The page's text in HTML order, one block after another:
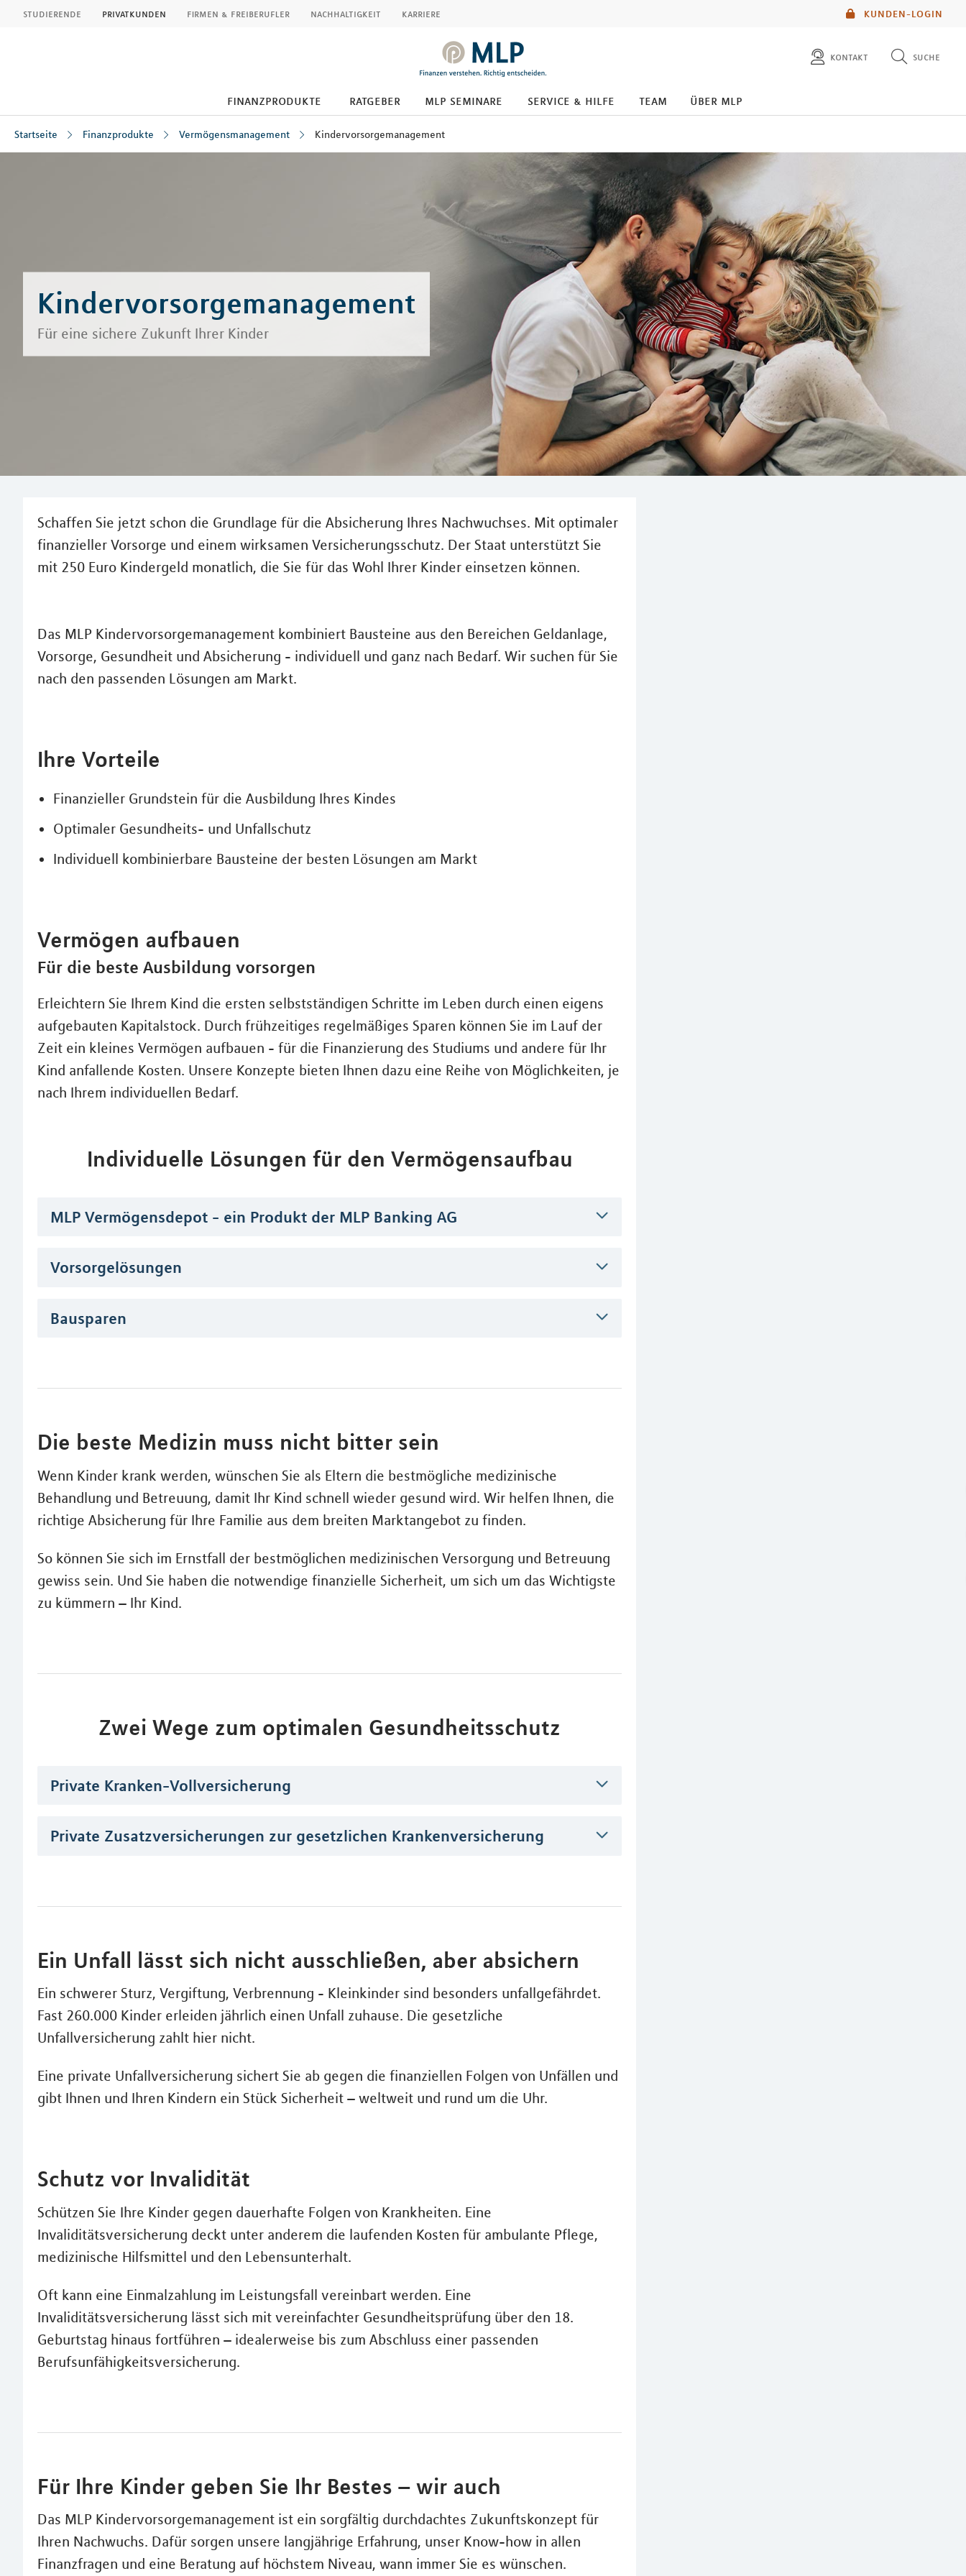
KUNDEN-LOGIN
studierende privatkunden firmen & freiberufler nachhaltigkeit karriere
kontakt suche
finanzprodukte ratgeber mlp seminare service & hilfe team über mlp
Startseite Finanzprodukte Vermögensmanagement Kindervorsorgemanagement
Kindervorsorgemanagement
Für eine sichere Zukunft Ihrer Kinder
Schaffen Sie jetzt schon die Grundlage für die Absicherung Ihres Nachwuchses. Mit optimaler
finanzieller Vorsorge und einem wirksamen Versicherungsschutz. Der Staat unterstützt Sie
mit 250 Euro Kindergeld monatlich, die Sie für das Wohl Ihrer Kinder einsetzen können.
Das MLP Kindervorsorgemanagement kombiniert Bausteine aus den Bereichen Geldanlage,
Vorsorge, Gesundheit und Absicherung - individuell und ganz nach Bedarf. Wir suchen für Sie
nach den passenden Lösungen am Markt.
Ihre Vorteile
Finanzieller Grundstein für die Ausbildung Ihres Kindes
Optimaler Gesundheits- und Unfallschutz
Individuell kombinierbare Bausteine der besten Lösungen am Markt
Vermögen aufbauen
Für die beste Ausbildung vorsorgen
Erleichtern Sie Ihrem Kind die ersten selbstständigen Schritte im Leben durch einen eigens
aufgebauten Kapitalstock. Durch frühzeitiges regelmäßiges Sparen können Sie im Lauf der
Zeit ein kleines Vermögen aufbauen - für die Finanzierung des Studiums und andere für Ihr
Kind anfallende Kosten. Unsere Konzepte bieten Ihnen dazu eine Reihe von Möglichkeiten, je
nach Ihrem individuellen Bedarf.
Individuelle Lösungen für den Vermögensaufbau
MLP Vermögensdepot - ein Produkt der MLP Banking AG
Vorsorgelösungen
Bausparen
Die beste Medizin muss nicht bitter sein
Wenn Kinder krank werden, wünschen Sie als Eltern die bestmögliche medizinische
Behandlung und Betreuung, damit Ihr Kind schnell wieder gesund wird. Wir helfen Ihnen, die
richtige Absicherung für Ihre Familie aus dem breiten Marktangebot zu finden.
So können Sie sich im Ernstfall der bestmöglichen medizinischen Versorgung und Betreuung
gewiss sein. Und Sie haben die notwendige finanzielle Sicherheit, um sich um das Wichtigste
zu kümmern – Ihr Kind.
Zwei Wege zum optimalen Gesundheitsschutz
Private Kranken-Vollversicherung
Private Zusatzversicherungen zur gesetzlichen Krankenversicherung
Ein Unfall lässt sich nicht ausschließen, aber absichern
Ein schwerer Sturz, Vergiftung, Verbrennung - Kleinkinder sind besonders unfallgefährdet.
Fast 260.000 Kinder erleiden jährlich einen Unfall zuhause. Die gesetzliche
Unfallversicherung zahlt hier nicht.
Eine private Unfallversicherung sichert Sie ab gegen die finanziellen Folgen von Unfällen und
gibt Ihnen und Ihren Kindern ein Stück Sicherheit – weltweit und rund um die Uhr.
Schutz vor Invalidität
Schützen Sie Ihre Kinder gegen dauerhafte Folgen von Krankheiten. Eine
Invaliditätsversicherung deckt unter anderem die laufenden Kosten für ambulante Pflege,
medizinische Hilfsmittel und den Lebensunterhalt.
Oft kann eine Einmalzahlung im Leistungsfall vereinbart werden. Eine
Invaliditätsversicherung lässt sich mit vereinfachter Gesundheitsprüfung über den 18.
Geburtstag hinaus fortführen – idealerweise bis zum Abschluss einer passenden
Berufsunfähigkeitsversicherung.
Für Ihre Kinder geben Sie Ihr Bestes – wir auch
Das MLP Kindervorsorgemanagement ist ein sorgfältig durchdachtes Zukunftskonzept für
Ihren Nachwuchs. Dafür sorgen unsere langjährige Erfahrung, unser Know-how in allen
Finanzfragen und eine Beratung auf höchstem Niveau, wann immer Sie es wünschen.